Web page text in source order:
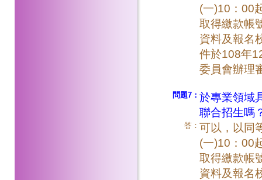
(一)10：00
取得繳款帳
資料及報名
件於108年
委員會辦理
問題7： 於專業領域
聯合招生嗎
答： 可以，以同
(一)10：00
取得繳款帳
資料及報名